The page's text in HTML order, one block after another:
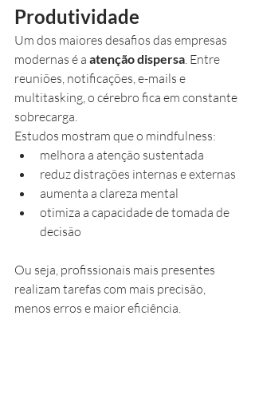
Produtividade
Um dos maiores desafios das empresas
modernas é a atenção dispersa. Entre
reuniões, notificações, e-mails e
multitasking, o cérebro fica em constante
sobrecarga.
Estudos mostram que o mindfulness:
melhora a atenção sustentada
reduz distrações internas e externas
aumenta a clareza mental
otimiza a capacidade de tomada de
decisão
Ou seja, profissionais mais presentes
realizam tarefas com mais precisão,
menos erros e maior eficiência.